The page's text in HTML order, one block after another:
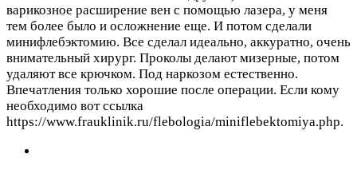
варикозное расширение вен с помощью лазера, у меня
тем более было и осложнение еще. И потом сделали
минифлебэктомию. Все сделал идеально, аккуратно, очень
внимательный хирург. Проколы делают мизерные, потом
удаляют все крючком. Под наркозом естественно.
Впечатления только хорошие после операции. Если кому
необходимо вот ссылка
https://www.frauklinik.ru/flebologia/miniflebektomiya.php.